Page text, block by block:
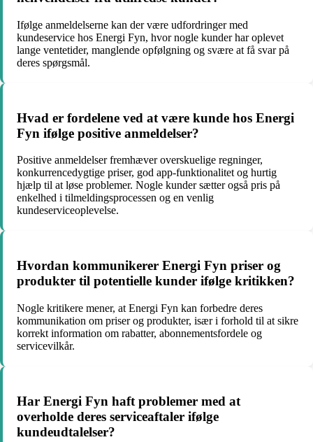
Ifølge anmeldelserne kan der være udfordringer med
kundeservice hos Energi Fyn, hvor nogle kunder har oplevet
lange ventetider, manglende opfølgning og svære at få svar på
deres spørgsmål.
Hvad er fordelene ved at være kunde hos Energi
Fyn ifølge positive anmeldelser?
Positive anmeldelser fremhæver overskuelige regninger,
konkurrencedygtige priser, god app-funktionalitet og hurtig
hjælp til at løse problemer. Nogle kunder sætter også pris på
enkelhed i tilmeldingsprocessen og en venlig
kundeserviceoplevelse.
Hvordan kommunikerer Energi Fyn priser og
produkter til potentielle kunder ifølge kritikken?
Nogle kritikere mener, at Energi Fyn kan forbedre deres
kommunikation om priser og produkter, især i forhold til at sikre
korrekt information om rabatter, abonnementsfordele og
servicevilkår.
Har Energi Fyn haft problemer med at
overholde deres serviceaftaler ifølge
kundeudtalelser?